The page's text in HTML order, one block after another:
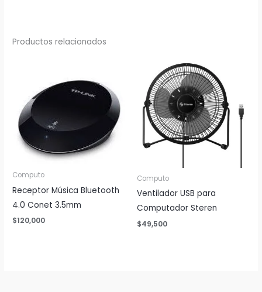
Productos relacionados
Computo
Receptor Música Bluetooth
4.0 Conet 3.5mm
$120,000
Computo
Ventilador USB para
Computador Steren
$49,500